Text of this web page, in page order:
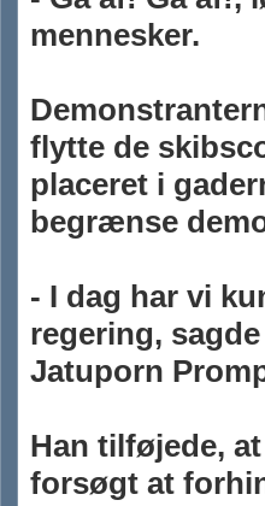
mennesker.
flytte de
placeret i
begrænse
- I dag har vi
regering,
Jatuporn
Han tilføjede,
forsøgt at